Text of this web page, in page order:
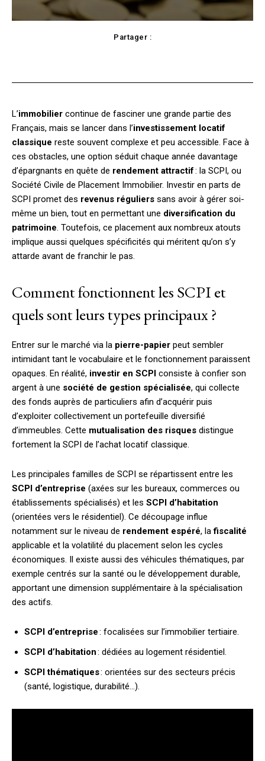
Partager :
L’immobilier continue de fasciner une grande partie des
Français, mais se lancer dans l’investissement locatif
classique reste souvent complexe et peu accessible. Face à
ces obstacles, une option séduit chaque année davantage
d’épargnants en quête de rendement attractif: la SCPI, ou
Société Civile de Placement Immobilier. Investir en parts de
SCPI promet des revenus réguliers sans avoir à gérer soi-
même un bien, tout en permettant une diversification du
patrimoine. Toutefois, ce placement aux nombreux atouts
implique aussi quelques spécificités qui méritent qu’on s’y
attarde avant de franchir le pas.
Comment fonctionnent les SCPI et
quels sont leurs types principaux ?
Entrer sur le marché via la pierre-papier peut sembler
intimidant tant le vocabulaire et le fonctionnement paraissent
opaques. En réalité, investir en SCPI consiste à confier son
argent à une société de gestion spécialisée, qui collecte
des fonds auprès de particuliers afin d’acquérir puis
d’exploiter collectivement un portefeuille diversifié
d’immeubles. Cette mutualisation des risques distingue
fortement la SCPI de l’achat locatif classique.
Les principales familles de SCPI se répartissent entre les
SCPI d’entreprise (axées sur les bureaux, commerces ou
établissements spécialisés) et les SCPI d’habitation
(orientées vers le résidentiel). Ce découpage influe
notamment sur le niveau de rendement espéré, lafiscalité
applicable et la volatilité du placement selon les cycles
économiques. Il existe aussi des véhicules thématiques, par
exemple centrés sur la santé ou le développement durable,
apportant une dimension supplémentaire à la spécialisation
des actifs.
SCPI d’entreprise: focalisées sur l’immobilier tertiaire.
SCPI d’habitation: dédiées au logement résidentiel.
SCPI thématiques: orientées sur des secteurs précis
(santé, logistique, durabilité…).